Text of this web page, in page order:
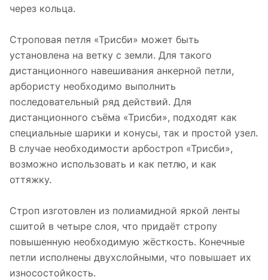
через кольца.
Строповая петля «Трисби» может быть
установлена на ветку с земли. Для такого
дистанционного навешивания анкерной петли,
арбористу необходимо выполнить
последовательный ряд действий. Для
дистанционного съёма «Трисби», подходят как
специальные шарики и конусы, так и простой узел.
В случае необходимости арбостроп «Трисби»,
возможно использовать и как петлю, и как
оттяжку.
Строп изготовлен из полиамидной яркой ленты
сшитой в четыре слоя, что придаёт стропу
повышенную необходимую жёсткость. Конечные
петли исполнены двухслойными, что повышает их
износостойкость.